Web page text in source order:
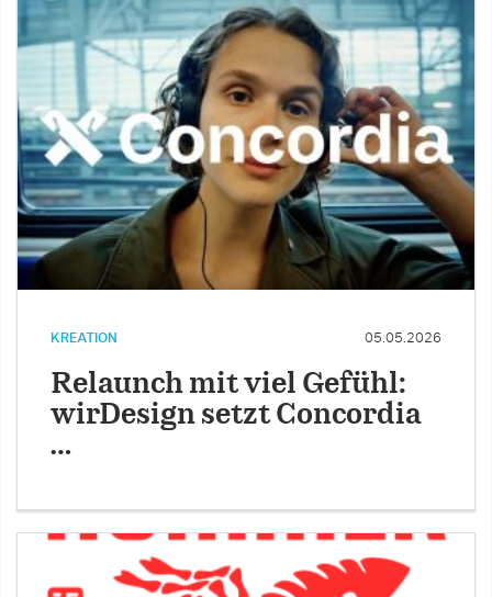
KREATION 05.05.2026
Relaunch mit viel Gefühl:
wirDesign setzt Concordia
…